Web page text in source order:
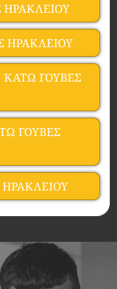
ΗΡΑΚΛΕΙΟΥ
ΚΑΤΩ ΓΟΥΒΕΣ
ΓΟΥΒΕΣ
ΗΡΑΚΛΕΙΟΥ